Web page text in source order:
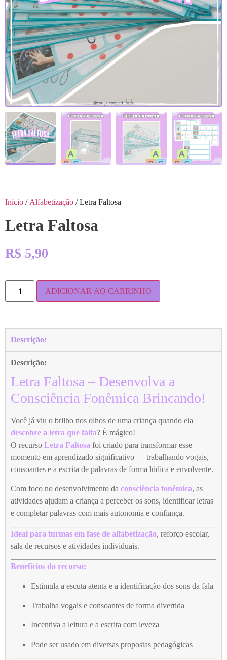
Início / Alfabetização / Letra Faltosa
Letra Faltosa
R$ 5,90
ADICIONAR AO CARRINHO
Descrição:
Descrição:
Letra Faltosa – Desenvolva a
Consciência Fonêmica Brincando!
Você já viu o brilho nos olhos de uma criança quando ela
descobre a letra que falta? É mágico!
O recurso Letra Faltosa foi criado para transformar esse
momento em aprendizado significativo — trabalhando vogais,
consoantes e a escrita de palavras de forma lúdica e envolvente.
Com foco no desenvolvimento da consciência fonêmica, as
atividades ajudam a criança a perceber os sons, identificar letras
e completar palavras com mais autonomia e confiança.
Ideal para turmas em fase de alfabetização, reforço escolar,
sala de recursos e atividades individuais.
Benefícios do recurso:
Estimula a escuta atenta e a identificação dos sons da fala
Trabalha vogais e consoantes de forma divertida
Incentiva a leitura e a escrita com leveza
Pode ser usado em diversas propostas pedagógicas